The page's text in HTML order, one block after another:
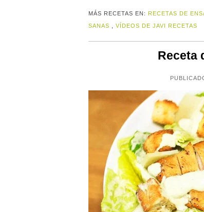
MÁS RECETAS EN: RECETAS DE
SANAS
VÍDEOS DE JAVI RECETAS
Receta